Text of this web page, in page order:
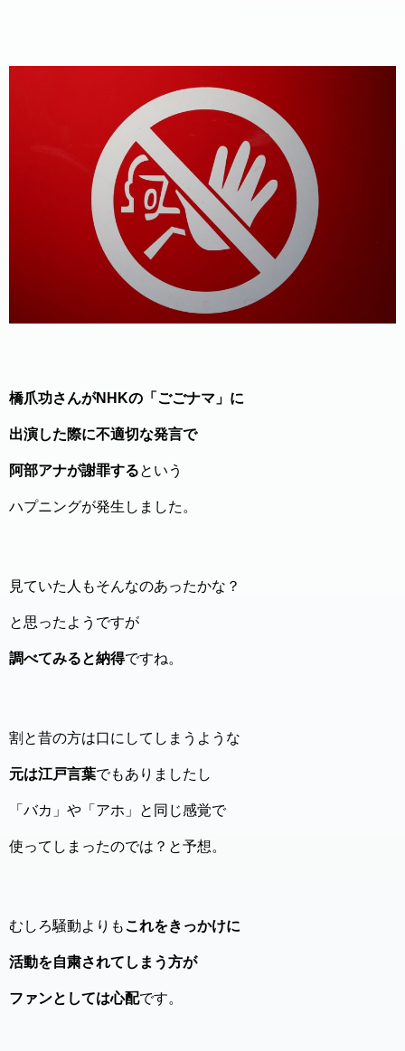
橋爪功さんがNHKの「ごごナマ」に
出演した際に不適切な発言で
阿部アナが謝罪するという
ハプニングが発生しました。
見ていた人もそんなのあったかな？
と思ったようですが
調べてみると納得ですね。
割と昔の方は口にしてしまうような
元は江戸言葉でもありましたし
「バカ」や「アホ」と同じ感覚で
使ってしまったのでは？と予想。
むしろ騒動よりも これをきっかけに
活動を自粛されてしまう方が
ファンとしては心配です。